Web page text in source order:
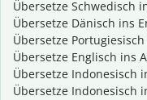
Übersetze Schwedisch
Übersetze Dänisch ins
Übersetze
Übersetze Englisch ins
Übersetze Indonesisch
Übersetze Indonesisch